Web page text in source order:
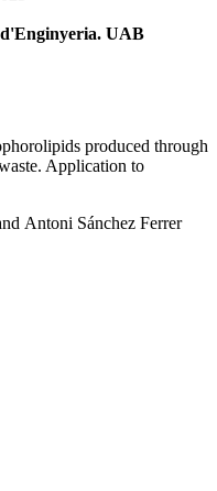
d'Enginyeria. UAB
produced through
Application to
Antoni Sánchez Ferrer